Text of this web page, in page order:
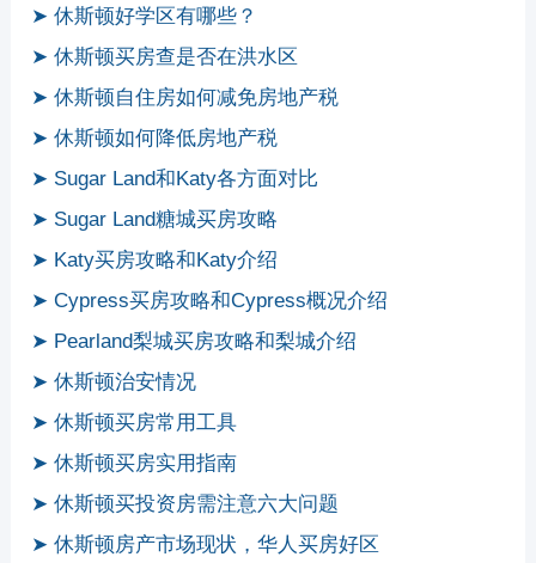
➤ 休斯顿好学区有哪些？
➤ 休斯顿买房查是否在洪水区
➤ 休斯顿自住房如何减免房地产税
➤ 休斯顿如何降低房地产税
➤ Sugar Land和Katy各方面对比
➤ Sugar Land糖城买房攻略
➤ Katy买房攻略和Katy介绍
➤ Cypress买房攻略和Cypress概况介绍
➤ Pearland梨城买房攻略和梨城介绍
➤ 休斯顿治安情况
➤ 休斯顿买房常用工具
➤ 休斯顿买房实用指南
➤ 休斯顿买投资房需注意六大问题
➤ 休斯顿房产市场现状，华人买房好区